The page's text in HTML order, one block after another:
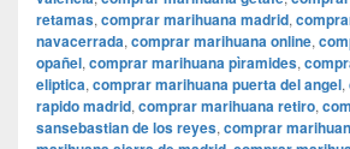
retamas, comprar marihuana madrid,
navacerrada, comprar marihuana online,
opañel, comprar marihuana pìramides,
eliptica, comprar marihuana puerta del angel,
rapido madrid, comprar marihuana retiro,
sansebastian de los reyes, comprar